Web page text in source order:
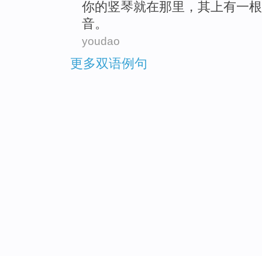
你的竖琴就在那里 ， 其 上有一
音。
youdao
更多双语例句